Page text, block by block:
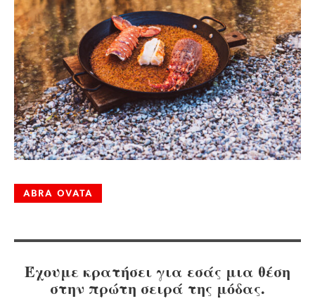
ABRA OVATA
Έχουμε κρατήσει για εσάς μια θέση
στην πρώτη σειρά της μόδας.